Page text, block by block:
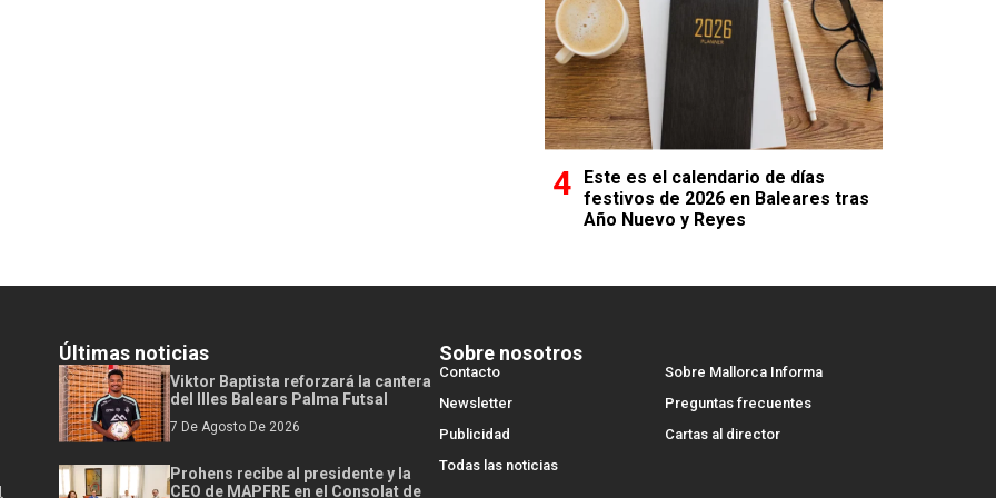
Este es el calendario de días
festivos de 2026 en Baleares tras
Año Nuevo y Reyes
Últimas noticias
Viktor Baptista reforzará la cantera
del Illes Balears Palma Futsal
7 De Agosto De 2026
Prohens recibe al presidente y la
CEO de MAPFRE en el Consolat de
Sobre nosotros
Contacto
Sobre Mallorca Informa
Newsletter
Preguntas frecuentes
Publicidad
Cartas al director
Todas las noticias